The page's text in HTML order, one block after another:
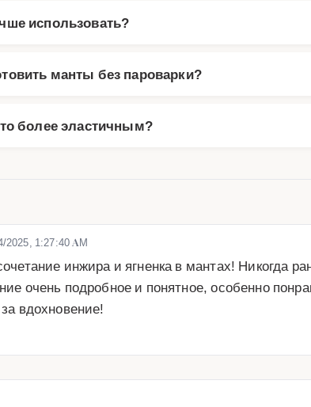
использовать?
манты без пароварки?
более эластичным?
2025, 1:27:40 AM
инжира и ягненка в мантах! Никогда
очень подробное и понятное, особенно
вдохновение!